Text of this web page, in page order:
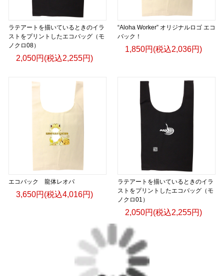
ラテアートを描いているときのイラ
ストをプリントしたエコバッグ（モ
ノクロ08）
2,050円(税込2,255円)
“Aloha Worker” オリジナルロゴ エコ
バック！
1,850円(税込2,036円)
エコバック 龍体レオパ
3,650円(税込4,016円)
ラテアートを描いているときのイラ
ストをプリントしたエコバッグ（モ
ノクロ01）
2,050円(税込2,255円)